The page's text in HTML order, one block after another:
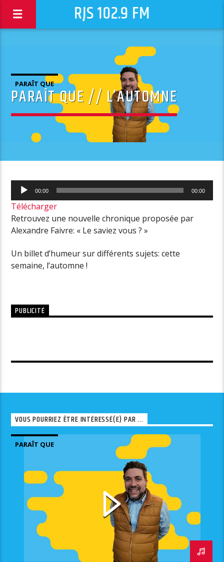
RJS 102.9 FM
PARAÎT QUE
PARAÎT QUE // L’AUTOMNE
Lecteur
audio
00:00 00:00
Télécharger
Retrouvez une nouvelle chronique proposée par
Alexandre Faivre: « Le saviez vous ? »
Un billet d’humeur sur différents sujets: cette
semaine, l’automne !
PUBLICITÉ
VOUS POURRIEZ ÊTRE INTÉRESSÉ(E) PAR ...
PARAÎT QUE